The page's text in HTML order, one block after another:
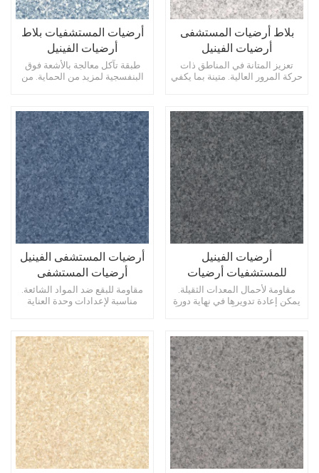
أرضيات المستشفيات بلاط
أرضيات الفينيل
للمستشفيات
طبقة تآكل معالجة بالأشعة فوق
البنفسجية لمزيد من الحماية. من
الغرف المعقدة.
بلاط أرضيات المستشفى
أرضيات الفينيل
للمستشفيات
تعزيز المتانة في المناطق ذات
حركة المرور العالية. متينة بما يكفي
بسبب المتانة.
أرضيات المستشفى الفينيل
أرضيات المستشفى
مقاومة للبقع ضد المواد الشائعة.
مناسبة لإعدادات وحدة العناية
أرضيات الفينيل
للمستشفيات أرضيات
الفينيل للمستشفيات
مقاومة لأحمال المعدات الثقيلة.
يمكن إعادة تدويرها في نهاية دورة